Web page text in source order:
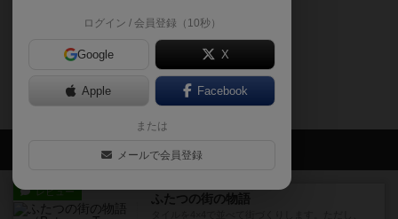
ログイン/無料会員登録
シンパサイズのトップに戻る
会員の新しい投稿
レビュー ふたつの街の物語
ログイン / 会員登録（10秒）
Google X
Apple Facebook
または
メールで会員登録